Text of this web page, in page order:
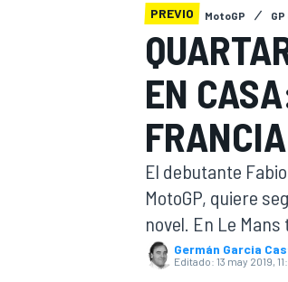
PREVIO MotoGP
EN
FRANCIA
El debutante
MotoGP, quiere
novel. En Le
Germán Garcia
Editado: 13 may 2019,